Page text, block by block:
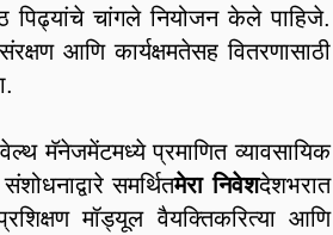
पिढ्यांचे चांगले नियोजन केले पाहिजे.
आणि कार्यक्षमतेसह वितरणासाठी
मॅनेजमेंटमध्ये प्रमाणित व्यावसायिक
समर्थितमेरा निवेशदेशभरात
मॉड्यूल वैयक्तिकरित्या आणि